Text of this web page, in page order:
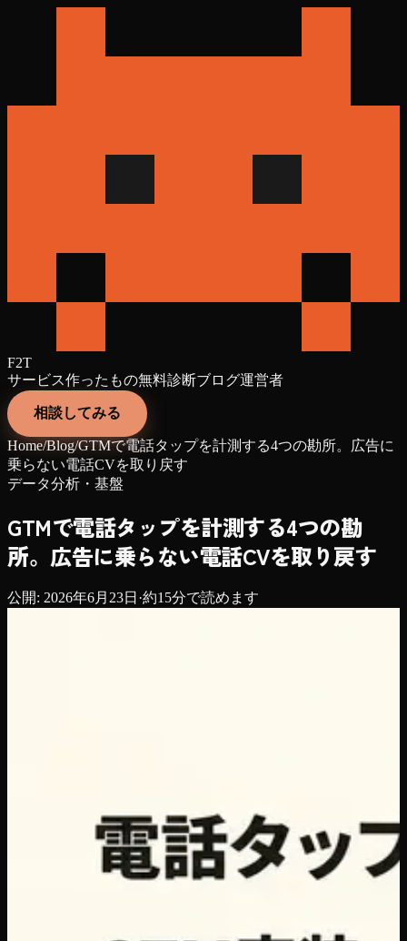
F2T
サービス作ったもの無料診断ブログ運営者
相談してみる
Home/Blog/GTMで電話タップを計測する4つの勘所。広告に
乗らない電話CVを取り戻す
データ分析・基盤
GTMで電話タップを計測する4つの勘
所。広告に乗らない電話CVを取り戻す
公開: 2026年6月23日 ·約15分で読めます